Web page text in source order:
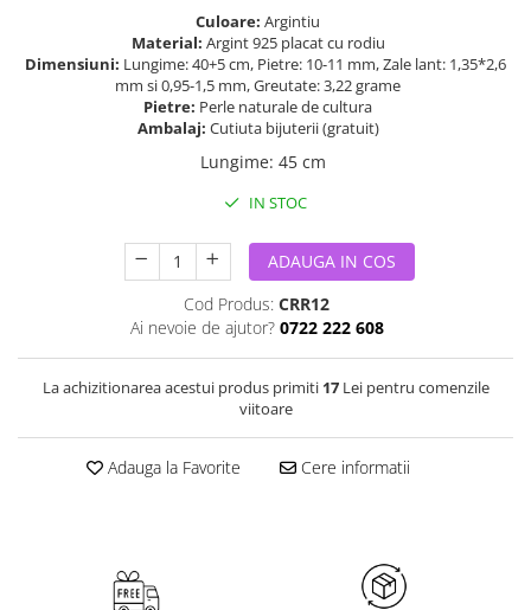
Culoare: Argintiu
Material: Argint 925 placat cu rodiu
Dimensiuni: Lungime: 40+5 cm, Pietre: 10-11 mm, Zale lant: 1,35*2,6
mm si 0,95-1,5 mm, Greutate: 3,22 grame
Pietre: Perle naturale de cultura
Ambalaj: Cutiuta bijuterii (gratuit)
Lungime: 45 cm
IN STOC
ADAUGA IN COS
Cod Produs: CRR12
Ai nevoie de ajutor? 0722 222 608
La achizitionarea acestui produs primiti 17Lei pentru comenzile
viitoare
Adauga la Favorite Cere informatii